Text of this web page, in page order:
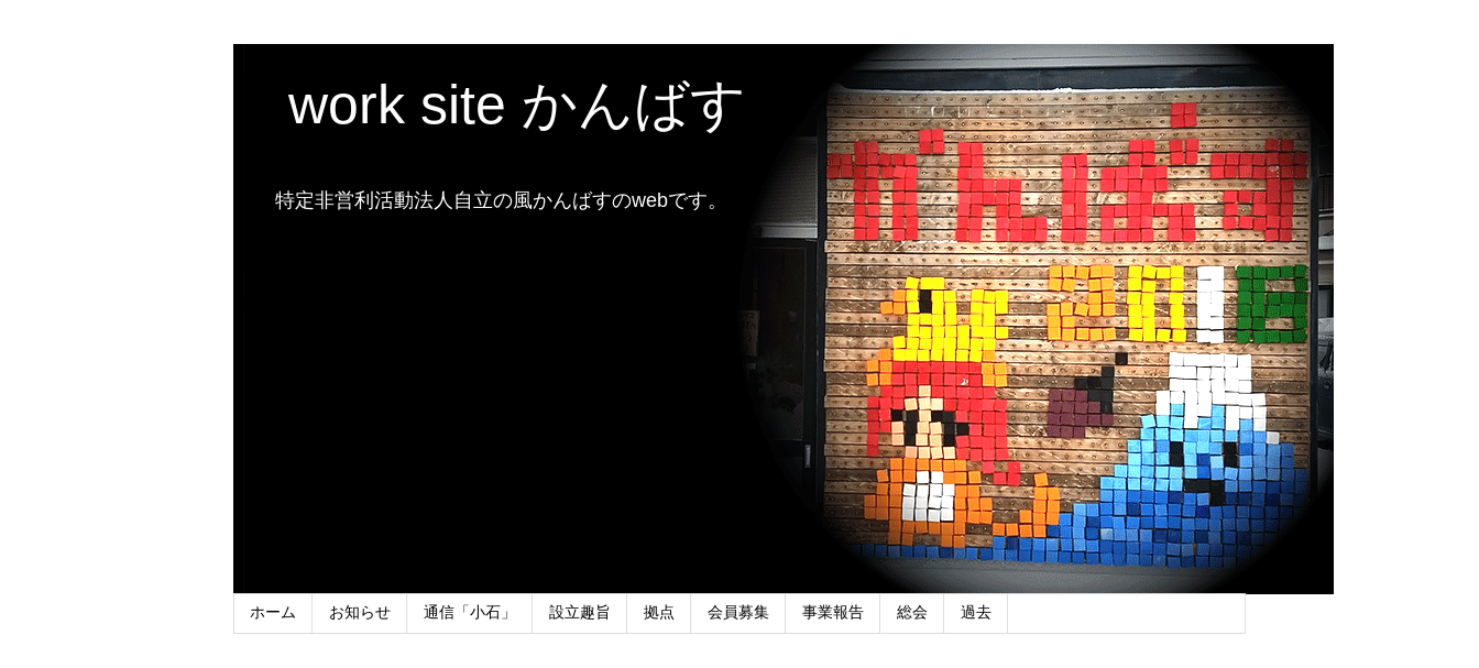
work site かんばす
特定非営利活動法人自立の風かんばすのwebです。
ホーム お知らせ 通信「小石」 設立趣旨 拠点 会員募集 事業報告 総会 過去